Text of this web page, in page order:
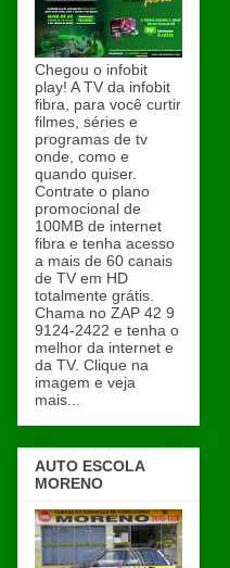
Chegou o infobit
play! A TV da infobit
fibra, para você curtir
filmes, séries e
programas de tv
onde, como e
quando quiser.
Contrate o plano
promocional de
100MB de internet
fibra e tenha acesso
a mais de 60 canais
de TV em HD
totalmente grátis.
Chama no ZAP 42 9
9124-2422 e tenha o
melhor da internet e
da TV. Clique na
imagem e veja
mais...
AUTO ESCOLA
MORENO